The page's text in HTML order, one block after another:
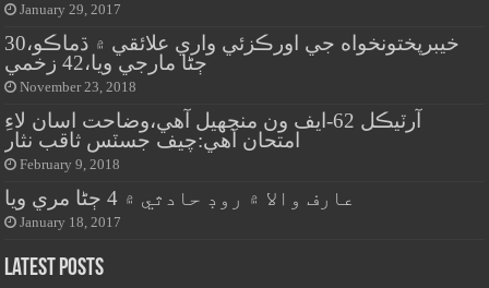
January 29, 2017
خيبرپختونخواه جي اورڪزئي واري علائقي ۾ ڌماڪو،30
ڄڻا مارجي ويا،42 زخمي
November 23, 2018
آرٽيڪل 62-ايف ون منجهيل آهي،وضاحت اسان لاءِ
امتحان آهي:چيف جسٽس ثاقب نثار
February 9, 2018
عارف والا ۾ روڊ حادثي ۾ 4 ڄڻا مري ويا
January 18, 2017
Latest Posts